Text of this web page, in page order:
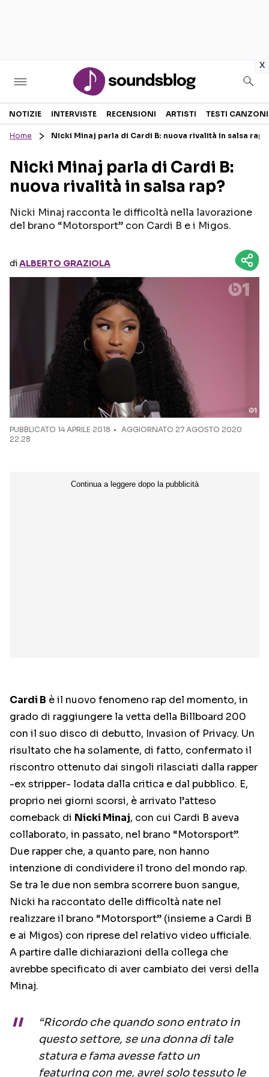
x
Sezioni
RECENSIONI MUSICALI
INTERVISTE
GOSSIP E CURIOSITÀ
TESTI CANZONI
TOUR ED EVENTI
TALENT SHOW
Seguici sui social
NOTIZIE INTERVISTE RECENSIONI ARTISTI TESTI CANZONI
Home Nicki Minaj parla di Cardi B: nuova rivalità in salsa rap?
Nicki Minaj parla di Cardi B:
nuova rivalità in salsa rap?
Nicki Minaj racconta le difficoltà nella lavorazione
del brano “Motorsport” con Cardi B e i Migos.
diALBERTO GRAZIOLA
PUBBLICATO 14 APRILE 2018
AGGIORNATO 27 AGOSTO 2020
22:28
Cardi B è il nuovo fenomeno rap del momento, in
grado di raggiungere la vetta della Billboard 200
con il suo disco di debutto, Invasion of Privacy. Un
risultato che ha solamente, di fatto, confermato il
riscontro ottenuto dai singoli rilasciati dalla rapper
-ex stripper- lodata dalla critica e dal pubblico. E,
proprio nei giorni scorsi, è arrivato l’atteso
comeback di Nicki Minaj, con cui Cardi B aveva
collaborato, in passato, nel brano “Motorsport”.
Due rapper che, a quanto pare, non hanno
intenzione di condividere il trono del mondo rap.
Se tra le due non sembra scorrere buon sangue,
Nicki ha raccontato delle difficoltà nate nel
realizzare il brano “Motorsport” (insieme a Cardi B
e ai Migos) con riprese del relativo video ufficiale.
A partire dalle dichiarazioni della collega che
avrebbe specificato di aver cambiato dei versi della
Minaj.
“Ricordo che quando sono entrato in
questo settore, se una donna di tale
statura e fama avesse fatto un
featuring con me, avrei solo tessuto le